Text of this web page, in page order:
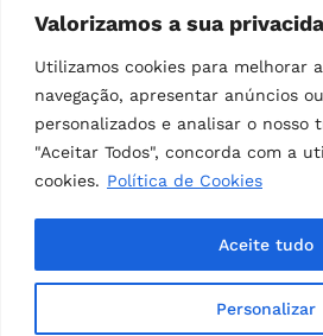
Valorizamos a sua
Utilizamos cookies para melhorar
navegação, apresentar anúncios
personalizados e analisar o nosso
"Aceitar Todos", concorda com a
cookies. Política de Cookies
Personalizar
Aceite tudo
Veja nosso Aviso de
Política de
Termos de uso
Desenvolvido por